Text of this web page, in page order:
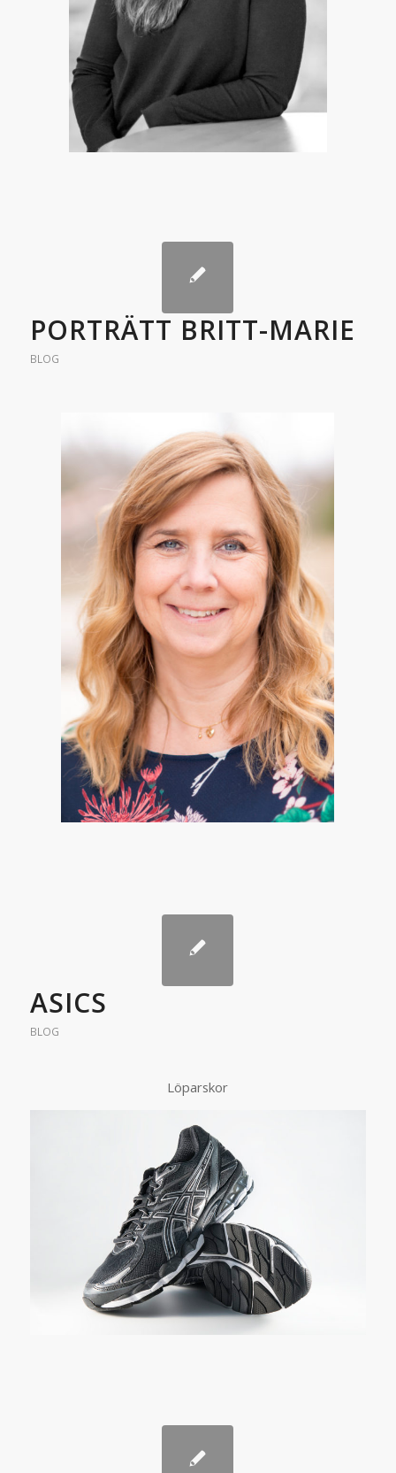
PORTRÄTT BRITT-MARIE
BLOG
ASICS
BLOG
Löparskor